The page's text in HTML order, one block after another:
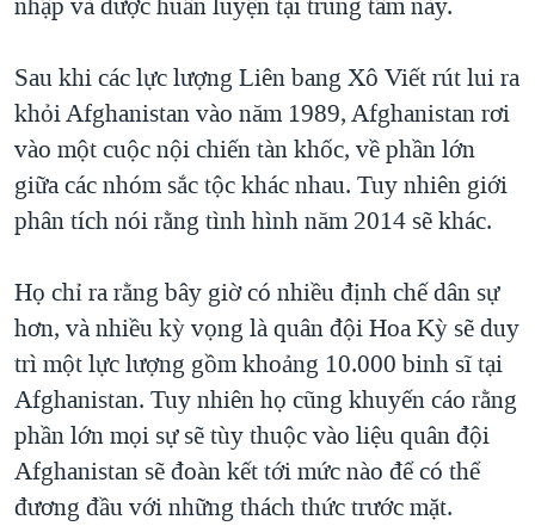
Sau khi các lực lượng Liên bang Xô Viết rút lui ra
khỏi Afghanistan vào năm 1989, Afghanistan rơi
vào một cuộc nội chiến tàn khốc, về phần lớn
giữa các nhóm sắc tộc khác nhau. Tuy nhiên giới
phân tích nói rằng tình hình năm 2014 sẽ khác.
Họ chỉ ra rằng bây giờ có nhiều định chế dân sự
hơn, và nhiều kỳ vọng là quân đội Hoa Kỳ sẽ duy
trì một lực lượng gồm khoảng 10.000 binh sĩ tại
Afghanistan. Tuy nhiên họ cũng khuyến cáo rằng
phần lớn mọi sự sẽ tùy thuộc vào liệu quân đội
Afghanistan sẽ đoàn kết tới mức nào để có thể
đương đầu với những thách thức trước mặt.